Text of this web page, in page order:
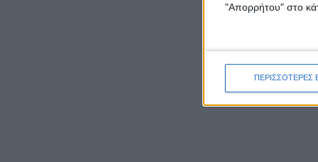
"Απορρήτου" στο
ΠΕΡΙΣΣΟΤΕΡΕΣ